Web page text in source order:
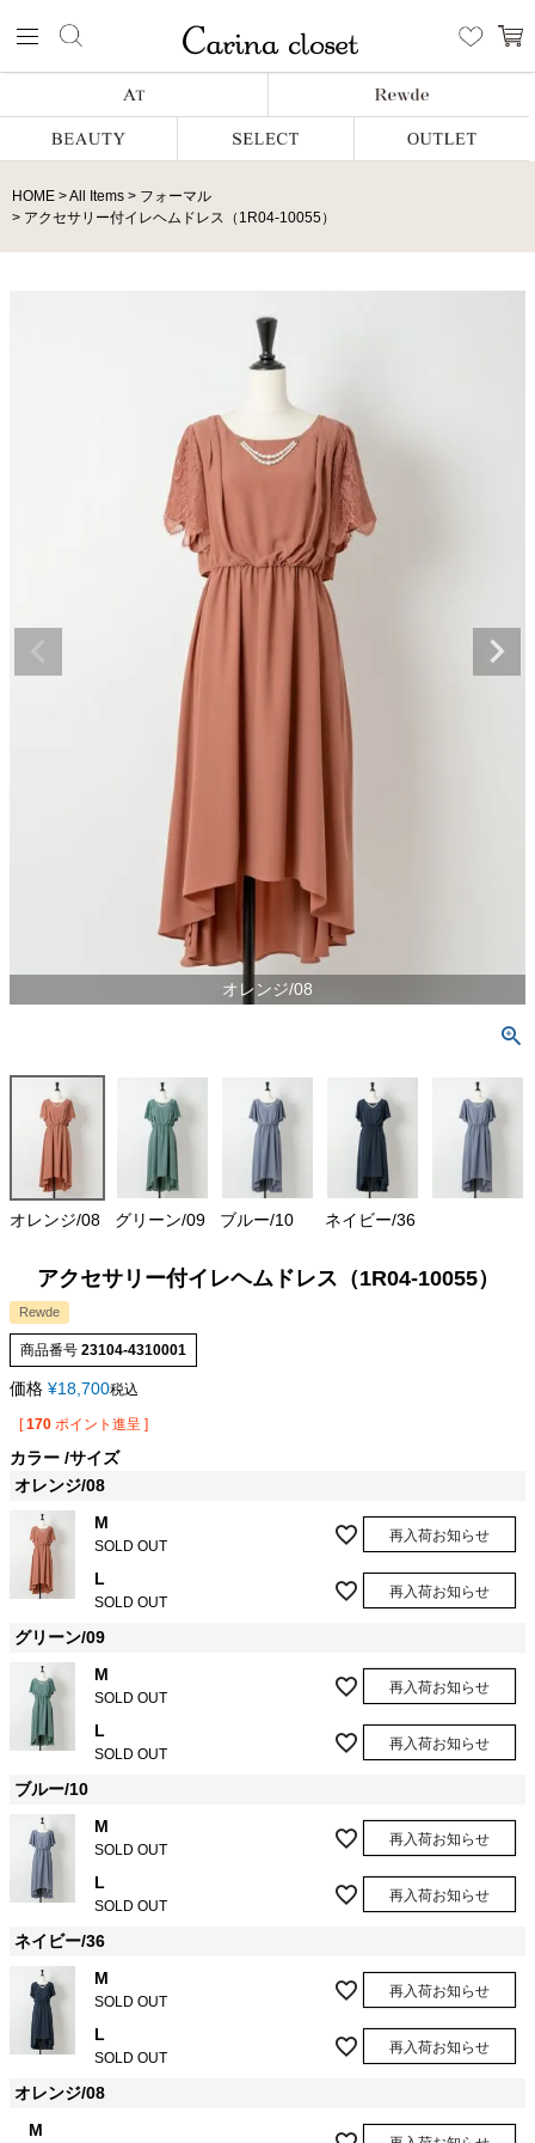
HOME All Items
フォーマル
アクセサリー付イレヘムドレス（1R04-10055）
オレンジ/08
オレンジ/08 グリーン/09 ブルー/10 ネイビー/36
アクセサリー付イレヘムドレス（1R04-10055）
Rewde
商品番号 23104-4310001
価格 ¥18,700税込
[ 170 ポイント進呈 ]
カラー サイズ
オレンジ/08
M
SOLD OUT
再入荷お知らせ
L
SOLD OUT
再入荷お知らせ
グリーン/09
M
SOLD OUT
再入荷お知らせ
L
SOLD OUT
再入荷お知らせ
ブルー/10
M
SOLD OUT
再入荷お知らせ
L
SOLD OUT
再入荷お知らせ
ネイビー/36
M
SOLD OUT
再入荷お知らせ
L
SOLD OUT
再入荷お知らせ
オレンジ/08
M